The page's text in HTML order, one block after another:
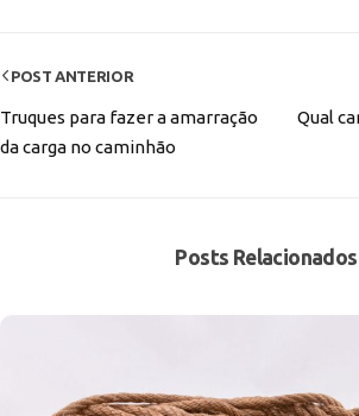
POST ANTERIOR
Truques para fazer a amarração
da carga no caminhão
Qual
Posts Relacionados